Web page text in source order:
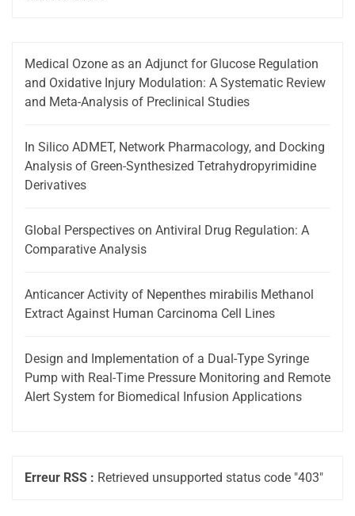
Medical Ozone as an Adjunct for Glucose Regulation
and Oxidative Injury Modulation: A Systematic Review
and Meta-Analysis of Preclinical Studies
In Silico ADMET, Network Pharmacology, and Docking
Analysis of Green-Synthesized Tetrahydropyrimidine
Derivatives
Global Perspectives on Antiviral Drug Regulation: A
Comparative Analysis
Anticancer Activity of Nepenthes mirabilis Methanol
Extract Against Human Carcinoma Cell Lines
Design and Implementation of a Dual-Type Syringe
Pump with Real-Time Pressure Monitoring and Remote
Alert System for Biomedical Infusion Applications
Erreur RSS : Retrieved unsupported status code "403"